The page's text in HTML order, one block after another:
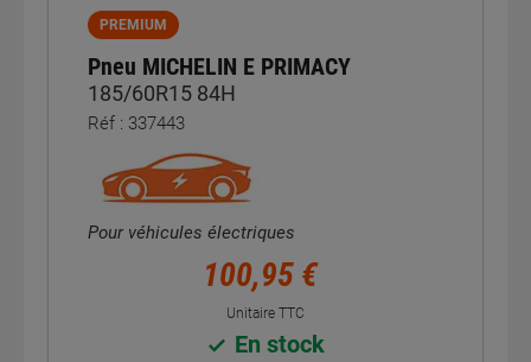
PREMIUM
Pneu MICHELIN E PRIMACY
185/60R15 84H
Réf : 337443
Pour véhicules électriques
100,95 €
Unitaire TTC
En stock